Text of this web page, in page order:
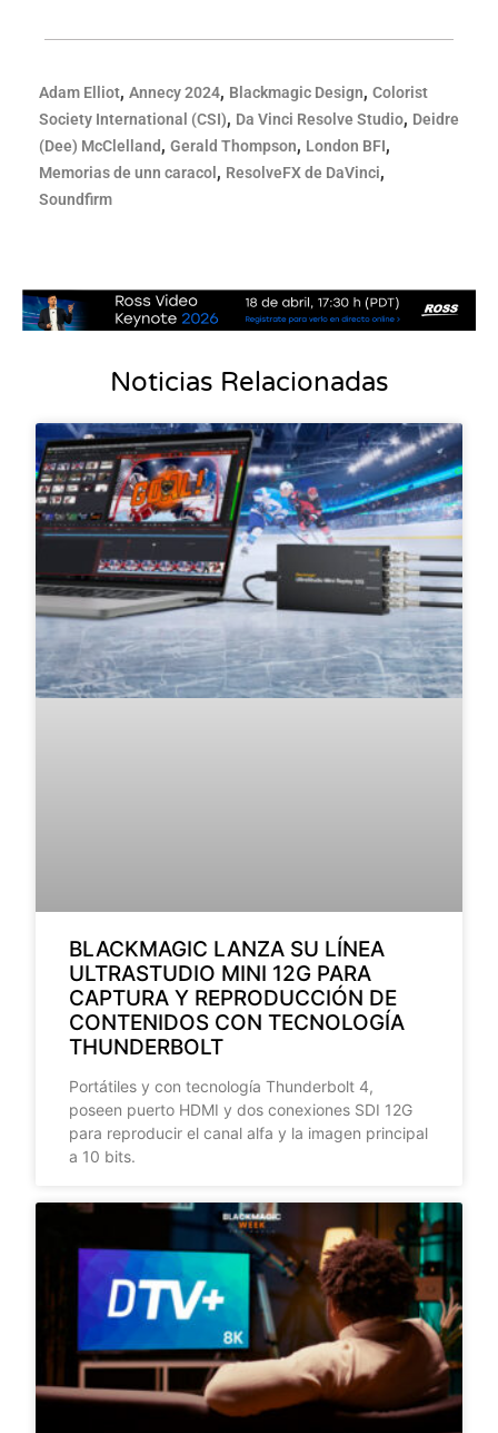
Adam Elliot, Annecy 2024, Blackmagic Design, Colorist
Society International (CSI), Da Vinci Resolve Studio, Deidre
(Dee) McClelland, Gerald Thompson, London BFI,
Memorias de unn caracol, ResolveFX de DaVinci,
Soundfirm
Noticias Relacionadas
BLACKMAGIC LANZA SU LÍNEA
ULTRASTUDIO MINI 12G PARA
CAPTURA Y REPRODUCCIÓN DE
CONTENIDOS CON TECNOLOGÍA
THUNDERBOLT
Portátiles y con tecnología Thunderbolt 4,
poseen puerto HDMI y dos conexiones SDI 12G
para reproducir el canal alfa y la imagen principal
a 10 bits.